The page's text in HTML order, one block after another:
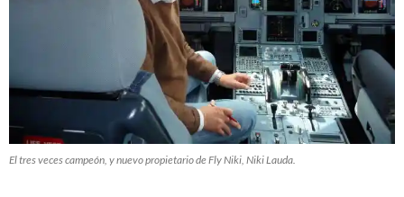
El tres veces campeón, y nuevo propietario de Fly Niki, Niki Lauda.